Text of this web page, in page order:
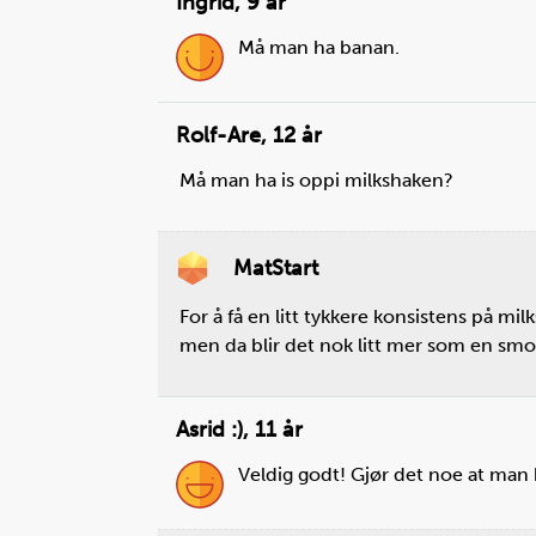
oppskrifter
Skrell banan og kast skallet i søpla.
en blender.
Du trenger
banan:1stk.
Må man ha banan.
Rolf-Are, 12 år
Må man ha is oppi milkshaken?
MatStart
For å få en litt tykkere konsistens på
men da blir det nok litt mer som en
Asrid :), 11 år
Veldig godt! Gjør det noe at man